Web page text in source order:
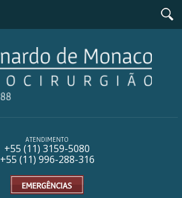
ATENDIMENTO
+55 (11) 3159-5080
+55 (11) 996-288-316